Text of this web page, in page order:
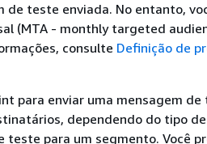
de teste enviada. No entanto,
(MTA - monthly targeted
consulte Definição de
para enviar uma mensagem
dependendo do tipo
teste para um segmento. Você